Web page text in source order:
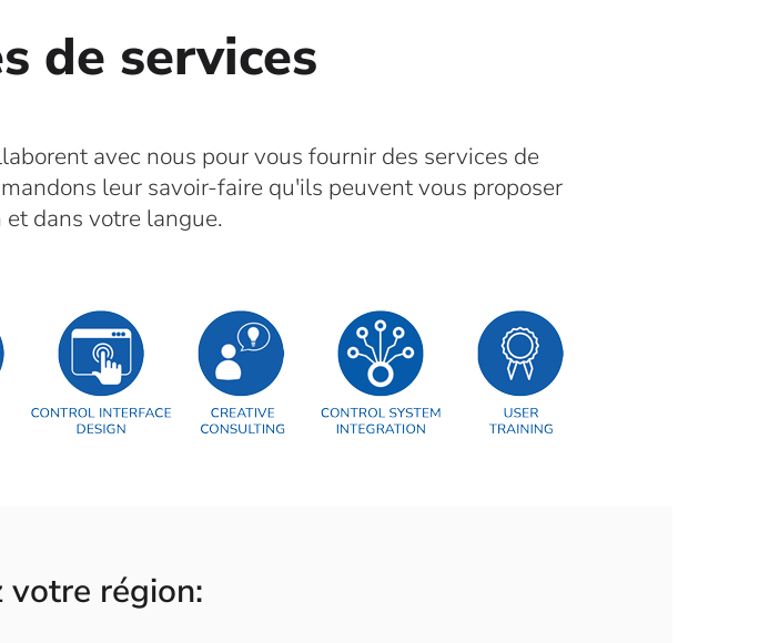
de services
avec nous pour vous fournir des services de
leur savoir-faire qu'ils peuvent vous proposer
dans votre langue.
votre région: